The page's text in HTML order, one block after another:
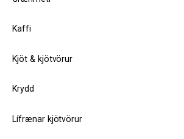
Kaffi
Kjöt & kjötvörur
Krydd
Lífrænar kjötvörur